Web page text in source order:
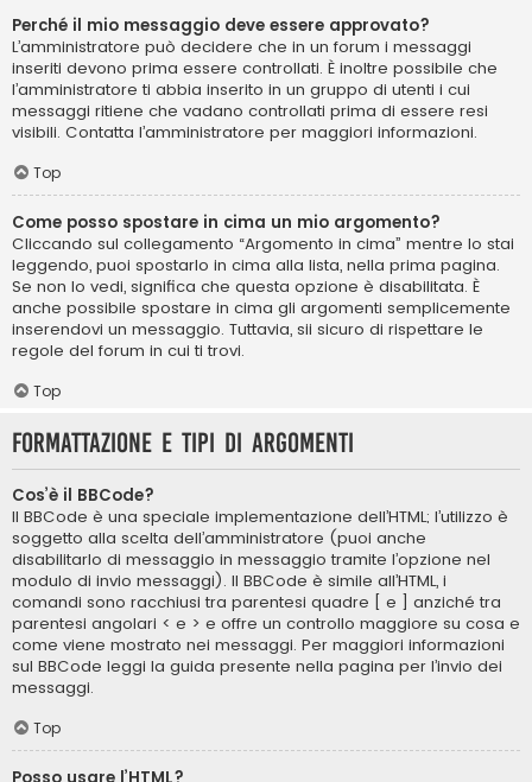
Perché il mio messaggio deve essere approvato?
L’amministratore può decidere che in un forum i messaggi
inseriti devono prima essere controllati. È inoltre possibile che
l’amministratore ti abbia inserito in un gruppo di utenti i cui
messaggi ritiene che vadano controllati prima di essere resi
visibili. Contatta l’amministratore per maggiori informazioni.
Top
Come posso spostare in cima un mio argomento?
Cliccando sul collegamento “Argomento in cima” mentre lo stai
leggendo, puoi spostarlo in cima alla lista, nella prima pagina.
Se non lo vedi, significa che questa opzione è disabilitata. È
anche possibile spostare in cima gli argomenti semplicemente
inserendovi un messaggio. Tuttavia, sii sicuro di rispettare le
regole del forum in cui ti trovi.
Top
Formattazione e tipi di argomenti
Cos’è il BBCode?
Il BBCode è una speciale implementazione dell’HTML; l’utilizzo è
soggetto alla scelta dell’amministratore (puoi anche
disabilitarlo di messaggio in messaggio tramite l’opzione nel
modulo di invio messaggi). Il BBCode è simile all’HTML, i
comandi sono racchiusi tra parentesi quadre [ e ] anziché tra
parentesi angolari < e > e offre un controllo maggiore su cosa e
come viene mostrato nei messaggi. Per maggiori informazioni
sul BBCode leggi la guida presente nella pagina per l’invio dei
messaggi.
Top